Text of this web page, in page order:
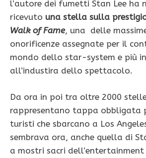
l’autore dei fumetti Stan Lee ha
ricevuto una stella sulla
Walk of Fame, una delle
onorificenze assegnate per il
mondo dello star-system e più
all’industira dello spettacolo.
Da ora in poi tra oltre 2000
rappresentano tappa obbligata
turisti che sbarcano a Los
sembrava ora, anche quella di
a mostri sacri dell’entertainment